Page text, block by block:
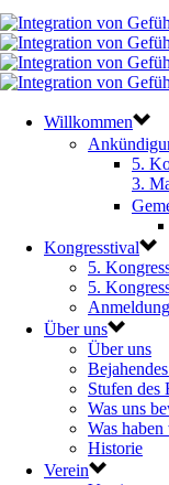
Willkommen
5.
3.
Kongresstival
5.
5.
Über uns
Über uns
Stufen des
Was uns
Was
Historie
Verein